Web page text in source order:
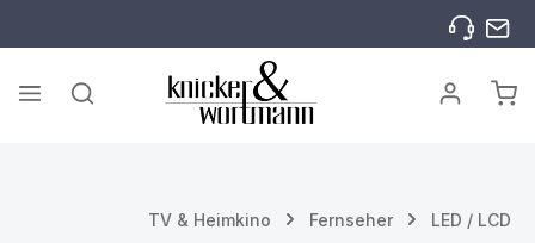
TV & Heimkino Fernseher LED / LCD